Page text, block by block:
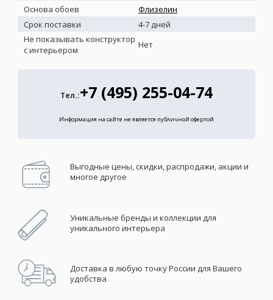
Основа обоев
Флизелин
Срок поставки
4-7 дней
Не показывать конструктор
с интерьером
Нет
Тел.:+7 (495) 255-04-74
Информация на сайте не является публичной офертой
Выгодные цены, скидки, распродажи, акции и
многое другое
Уникальные бренды и коллекции для
уникального интерьера
Доставка в любую точку России для Вашего
удобства